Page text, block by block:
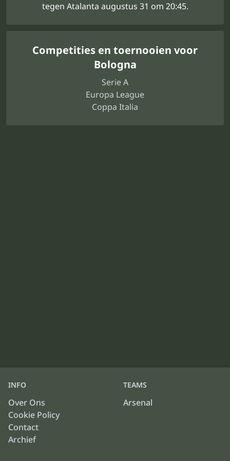
tegen Atalanta augustus 31 om 20:45.
Competities en toernooien voor
Bologna
Serie A
Europa League
Coppa Italia
INFO
Over Ons
Cookie Policy
Contact
Archief
TEAMS
Arsenal